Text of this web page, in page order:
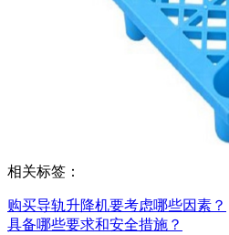
相关标签：
购买导轨升降机要考虑哪些因素？
具备哪些要求和安全措施？